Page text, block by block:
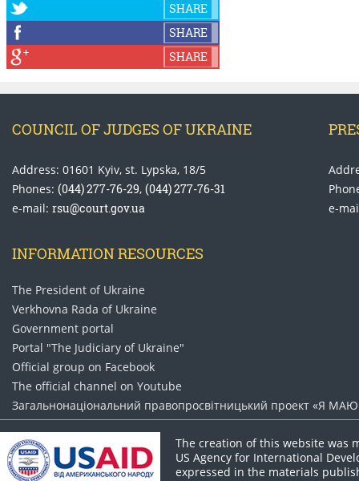
SHARE
SHARE
SHARE
COUNCIL OF JUDGES OF UKRAINE
Address: 01601 Kyiv, st. Lypska, 18/5
Phones: (044) 277-76-29, (044) 277-76-31
e-mail: rsu@court.gov.ua
e-
INFORMATION RESOURCES
The President of Ukraine
Verkhovna Rada of Ukraine
Government portal
Portal "The Judiciary of Ukraine"
Official group on Facebook
The official channel on Youtube
Загальнонаціональний право​просвітницький проект «Я
The creation of this website was
US Agency for International
expressed in the materials